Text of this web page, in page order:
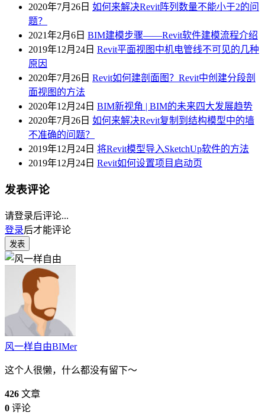
2020年7月26日 如何来解决Revit阵列数量不能小于2的问
题？
2021年2月6日 BIM建模步骤——Revit软件建模流程介绍
2019年12月24日 Revit平面视图中机电管线不可见的几种
原因
2020年7月26日 Revit如何建剖面图？Revit中创建分段剖
面视图的方法
2020年12月24日 BIM新视角 | BIM的未来四大发展趋势
2020年7月26日 如何来解决Revit复制到结构模型中的墙
不准确的问题？
2019年12月24日 将Revit模型导入SketchUp软件的方法
2019年12月24日 Revit如何设置项目启动页
发表评论
请登录后评论...
登录后才能评论
发表
风一样自由BIMer
这个人很懒，什么都没有留下～
426 文章
0 评论